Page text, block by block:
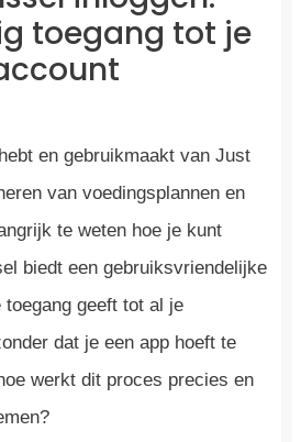
toegang tot je
en gebruikmaakt van Just
van voedingsplannen en
te weten hoe je kunt
biedt een gebruiksvriendelijke
geeft tot al je
dat je een app hoeft te
werkt dit proces precies en